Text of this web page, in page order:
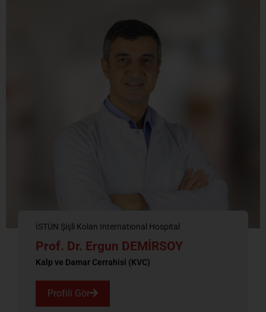
İSTÜN Şişli Kolan International Hospital
Prof. Dr. Ergun DEMİRSOY
Kalp ve Damar Cerrahisi (KVC)
Profili Gör